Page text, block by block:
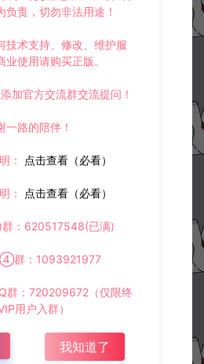
负责，切勿非法用途！
技术支持、修改、维护服
业使用请购买正版。
加官方交流群交流提问！
一路的陪伴！
： 点击查看（必看）
： 点击查看（必看）
群：620517548(已满)
④群：1093921977
群：720209672（仅限终
用户入群）
我知道了